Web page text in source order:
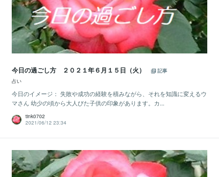
今日の過ごし方 ２０２１年６月１５日（火）
記事
占い
今日のイメージ： 失敗や成功の経験を積みながら、それを知識に変えるウ
マさん 幼少の頃から大人びた子供の印象があります。カ...
tink0702
2021/06/12 23:34